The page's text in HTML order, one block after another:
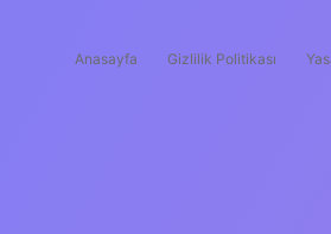
Anasayfa Gizlilik Politikası